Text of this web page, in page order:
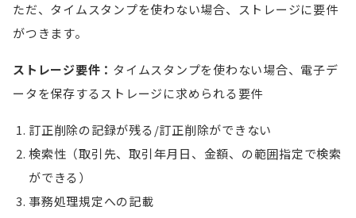
ただ、タイムスタンプを使わない場合、ストレージに要件
がつきます。
ストレージ要件： タイムスタンプを使わない場合、電子デ
ータを保存するストレージに求められる要件
訂正削除の記録が残る/訂正削除ができない
検索性（取引先、取引年月日、金額、の範囲指定で検索
ができる）
事務処理規定への記載